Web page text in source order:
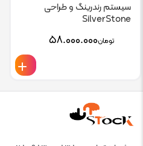
سیستم رندرینگ و طراحی
SilverStone
تومان۵۸.۰۰۰.۰۰۰